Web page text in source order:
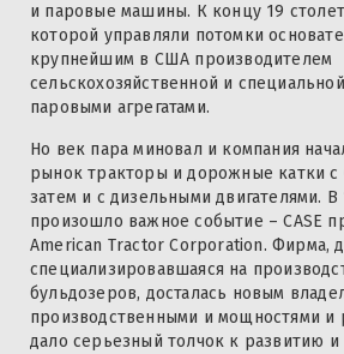
и паровые машины. К концу 19
которой управляли потомки
крупнейшим в США производителем
сельскохозяйственной и
паровыми агрегатами.
Но век пара миновал и компания
рынок тракторы и дорожные катки с
затем и с дизельными двигателями. В
произошло важное событие – CASE
American Tractor Corporation. Фирма,
специализировавшаяся на
бульдозеров, досталась новым
производственными и мощностями и
дало серьезный толчок к развитию и